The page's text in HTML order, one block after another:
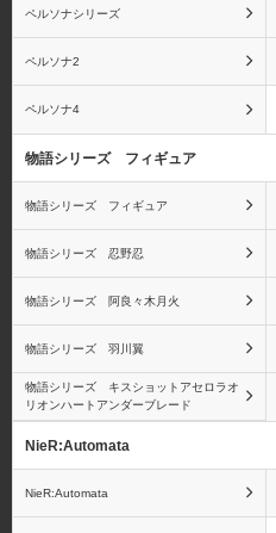
ワンピース ワールドコ
レクタブルフィギュア
（ワーコレ）
ワンピース ヴァリアブ
ルアクションヒーローズ
シリーズ
ペルソナシリーズ
ペルソナ2
ペルソナ4
物語シリーズ フィギュア
物語シリーズ フィギュア
物語シリーズ 忍野忍
物語シリーズ 阿良々木月火
物語シリーズ 羽川翼
物語シリーズ キスショットアセロラオ
リオンハートアンダーブレード
NieR:Automata
NieR:Automata